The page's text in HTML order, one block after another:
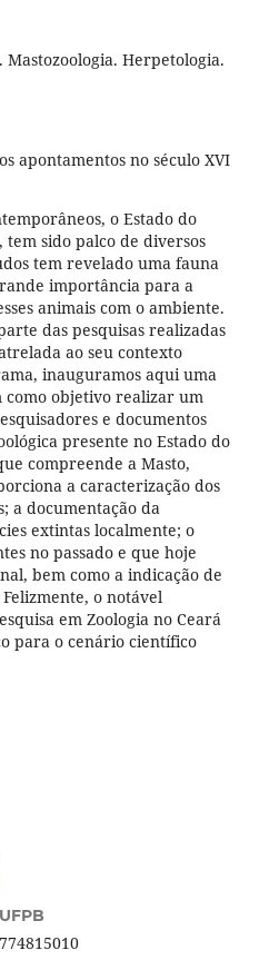
Mastozoologia. Herpetologia.
apontamentos no século XVI
o Estado do
sido palco de diversos
tem revelado uma fauna
importância para a
animais com o ambiente.
das pesquisas realizadas
ao seu contexto
inauguramos aqui uma
como objetivo realizar um
e documentos
presente no Estado do
compreende a Masto,
a caracterização dos
a documentação da
extintas localmente; o
no passado e que hoje
bem como a indicação de
o notável
em Zoologia no Ceará
para o cenário científico
UFPB